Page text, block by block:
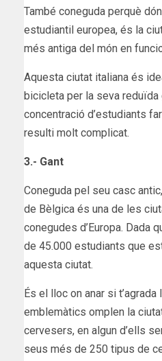
També coneguda perquè
estudiantil europea, és la
més antiga del món en
Aquesta ciutat italiana és
bicicleta per la seva reduïda
concentració d’estudiants
resulti molt complicat.
3.- Gant
Coneguda pel seu casc
de Bèlgica és una de les
conegudes d’Europa. Dada
de 45.000 estudiants que
aquesta ciutat.
És el lloc on anar si
emblemàtics omplen la
cervesers, en algun d’ells
seus més de 250 tipus de